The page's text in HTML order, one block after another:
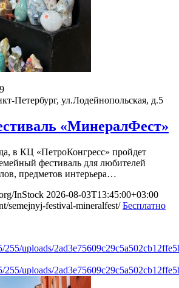
Петербург, ул.Лодейнопольская, д.5
«MинералФест»
в КЦ «ПетроКонгресс» пройдет
фестиваль для любителей
предметов интерьера…
InStock 2026-08-03T13:45:00+03:00
semejnyj-festival-mineralfest/ Бесплатно
255/uploads/
255/uploads/